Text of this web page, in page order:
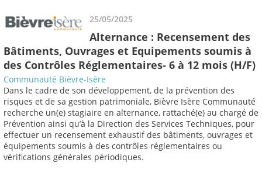
25/05/2025
Alternance : Recensement des
Bâtiments, Ouvrages et Equipements soumis à
des Contrôles Réglementaires- 6 à 12 mois (H/F)
Communauté Bièvre-Isère
Dans le cadre de son développement, de la prévention des
risques et de sa gestion patrimoniale, Bièvre Isère Communauté
recherche un(e) stagiaire en alternance, rattaché(e) au chargé de
Prévention ainsi qu’à la Direction des Services Techniques, pour
effectuer un recensement exhaustif des bâtiments, ouvrages et
équipements soumis à des contrôles réglementaires ou
vérifications générales périodiques.